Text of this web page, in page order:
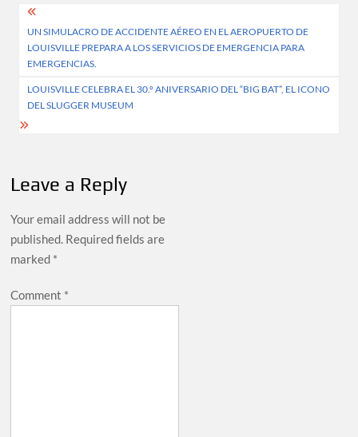
Post
navigation
UN SIMULACRO DE ACCIDENTE AÉREO EN EL AEROPUERTO DE
LOUISVILLE PREPARA A LOS SERVICIOS DE EMERGENCIA PARA
EMERGENCIAS.
LOUISVILLE CELEBRA EL 30.º ANIVERSARIO DEL “BIG BAT”, EL ICONO
DEL SLUGGER MUSEUM
Leave a Reply
Your email address will not be
published. Required fields are
marked *
Comment *